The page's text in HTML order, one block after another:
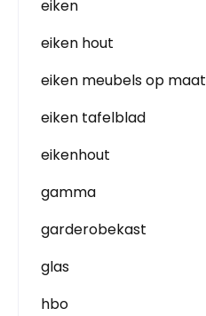
eiken
eiken hout
eiken meubels op maat
eiken tafelblad
eikenhout
gamma
garderobekast
glas
hbo